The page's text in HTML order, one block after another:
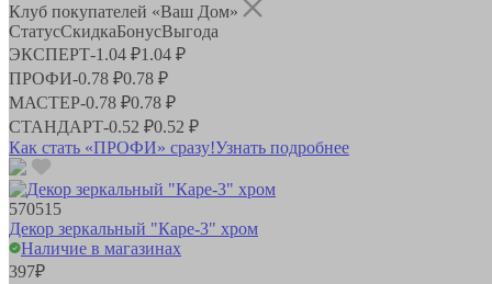
Клуб покупателей «Ваш Дом»
СтатусСкидкаБонусВыгода
ЭКСПЕРТ-1.04 ₽1.04 ₽
ПРОФИ-0.78 ₽0.78 ₽
МАСТЕР-0.78 ₽0.78 ₽
СТАНДАРТ-0.52 ₽0.52 ₽
Как стать «ПРОФИ» сразу!Узнать подробнее
570515
Декор зеркальный "Каре-3" хром
Наличие в магазинах
397₽